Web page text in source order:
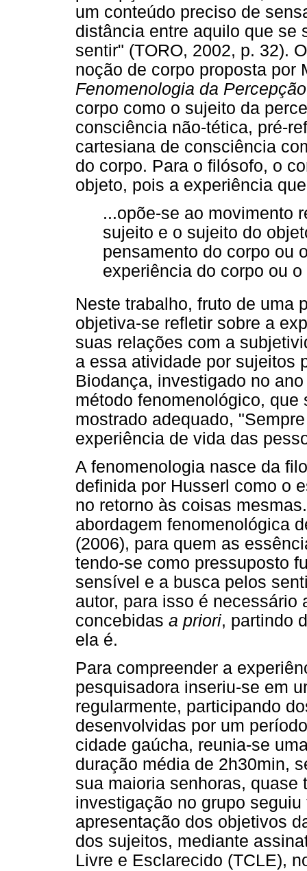
um conteúdo preciso de
distância entre aquilo que se
sentir" (TORO, 2002, p. 32).
noção de corpo proposta por
Fenomenologia da Percepção
corpo como o sujeito da
consciência não-tética, pré-
cartesiana de consciência
do corpo. Para o filósofo, o
objeto, pois a experiência
...opõe-se ao movimento
sujeito e o sujeito do
pensamento do corpo ou
experiência do corpo ou
Neste trabalho, fruto de uma
objetiva-se refletir sobre a
suas relações com a
a essa atividade por sujeitos
Biodança, investigado no
método fenomenológico,
mostrado adequado,
experiência de vida das
A fenomenologia nasce da
definida por Husserl como o
no retorno às coisas
abordagem fenomenológica
(2006), para quem as
tendo-se como pressuposto
sensível e a busca pelos
autor, para isso é
concebidas a priori, partindo
ela é.
Para compreender a
pesquisadora inseriu-se em
regularmente, participando
desenvolvidas por um
cidade gaúcha, reunia-se
duração média de 2h30min,
sua maioria senhoras, quase
investigação no grupo
apresentação dos objetivos
dos sujeitos, mediante
Livre e Esclarecido (TCLE),